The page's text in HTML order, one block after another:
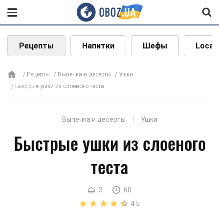
Рецепты Напитки Шефы Local
Рецепты Выпечка и десерты
Ушки
Быстрые ушки из слоеного теста
Выпечка и десерты Ушки
Быстрые ушки из слоеного
теста
3
60
4.5